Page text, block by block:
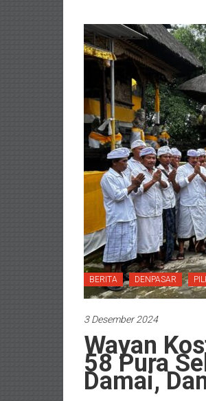
BERITA DENPASAR
3 Desember 2024
Wayan
58 Pura
Damai,